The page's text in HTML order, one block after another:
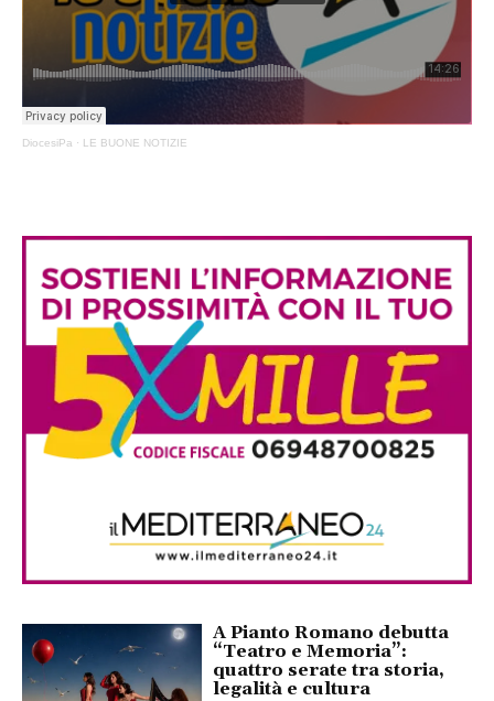
DiocesiPa · LE BUONE NOTIZIE
A Pianto Romano debutta
“Teatro e Memoria”:
quattro serate tra storia,
legalità e cultura